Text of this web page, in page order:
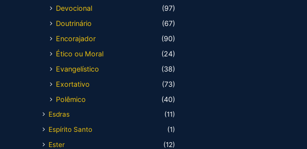
Devocional
(97)
Doutrinário
(67)
Encorajador
(90)
Ético ou Moral
(24)
Evangelístico
(38)
Exortativo
(73)
Polêmico
(40)
Esdras
(11)
Espírito Santo
(1)
Ester
(12)